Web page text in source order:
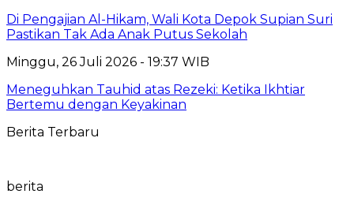
Di Pengajian Al-Hikam, Wali Kota Depok Supian Suri
Pastikan Tak Ada Anak Putus Sekolah
Minggu, 26 Juli 2026 - 19:37 WIB
Meneguhkan Tauhid atas Rezeki: Ketika Ikhtiar
Bertemu dengan Keyakinan
Berita Terbaru
berita